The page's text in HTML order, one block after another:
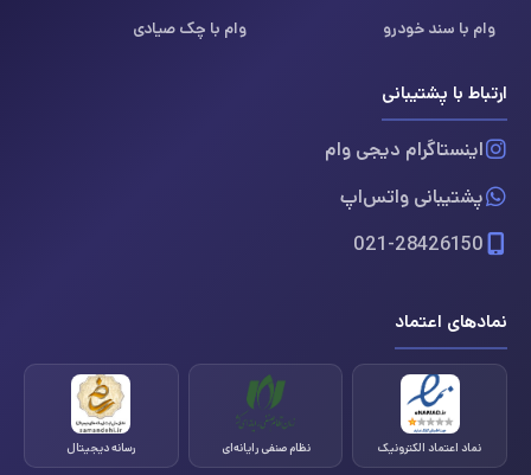
وام با سند خودرو
وام با چک صیادی
ارتباط با پشتیبانی
اینستاگرام دیجی وام
پشتیبانی واتس‌اپ
021-28426150
نمادهای اعتماد
نماد اعتماد الکترونیک نظام صنفی رایانه‌ای رسانه دیجیتال